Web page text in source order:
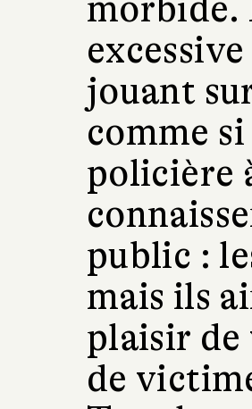
morbide.
jouant
comme
policière
public :
mais ils
plaisir de
de